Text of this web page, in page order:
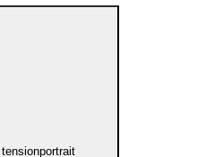
portrait